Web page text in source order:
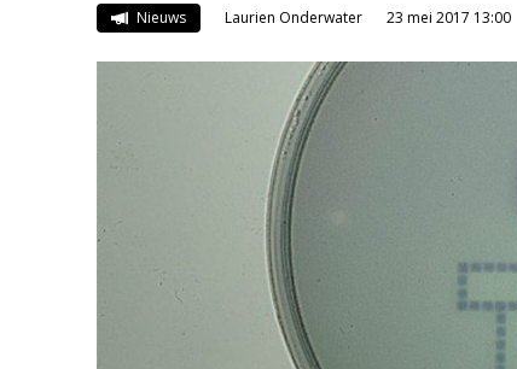
Nieuws Laurien Onderwater 23 mei 2017 13:00